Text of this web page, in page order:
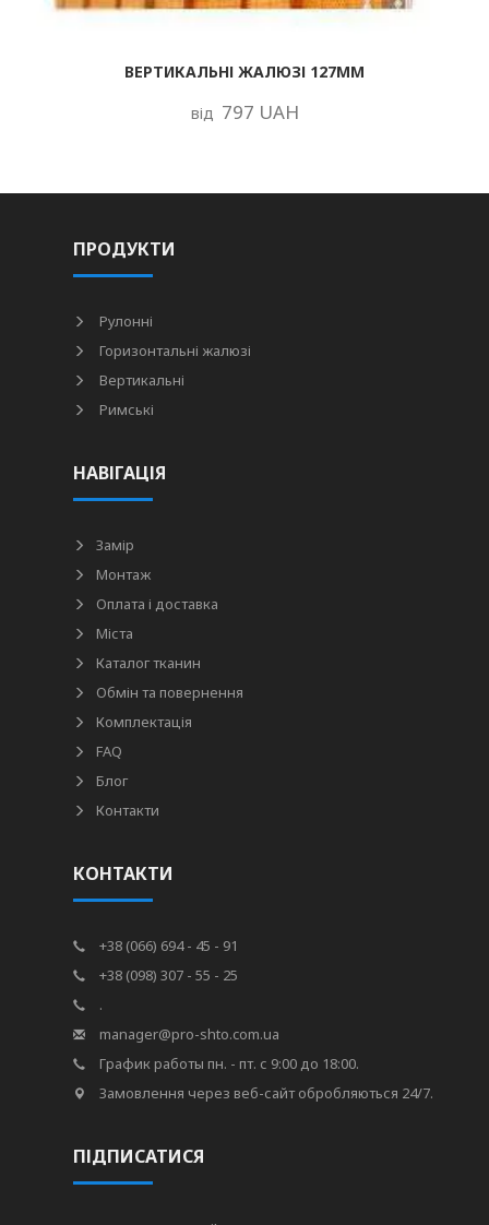
ВЕРТИКАЛЬНІ ЖАЛЮЗІ 127ММ
від 797 UAH
ПРОДУКТИ
Рулонні
Горизонтальні жалюзі
Вертикальні
Римські
НАВІГАЦІЯ
Замір
Монтаж
Оплата і доставка
Міста
Каталог тканин
Обмін та повернення
Комплектація
FAQ
Блог
Контакти
КОНТАКТИ
+38 (066) 694 - 45 - 91
+38 (098) 307 - 55 - 25
.
manager@pro-shto.com.ua
График работы пн. - пт. с 9:00 до 18:00.
Замовлення через веб-сайт обробляються 24/7.
ПІДПИСАТИСЯ